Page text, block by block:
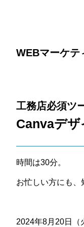
WEBマーケテ
工務店必須ツ
Canvaデ
時間は30分。
お忙しい方にも、
2024年8月20日（